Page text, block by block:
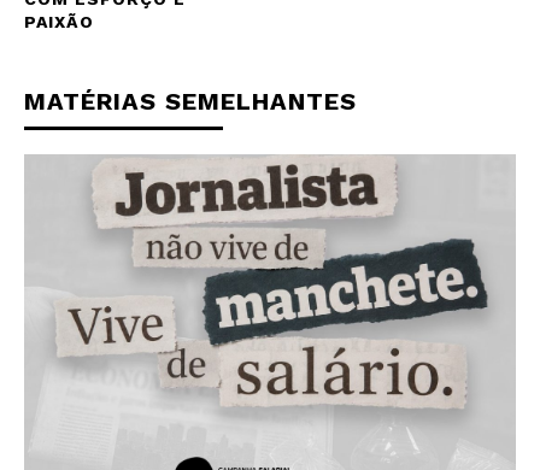
PAIXÃO
MATÉRIAS SEMELHANTES